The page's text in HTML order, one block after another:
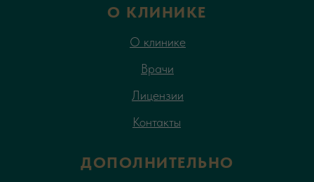
О КЛИНИКЕ
ДОПОЛНИТЕЛЬНО
Врачи
Лицензии
О клинике
Контакты